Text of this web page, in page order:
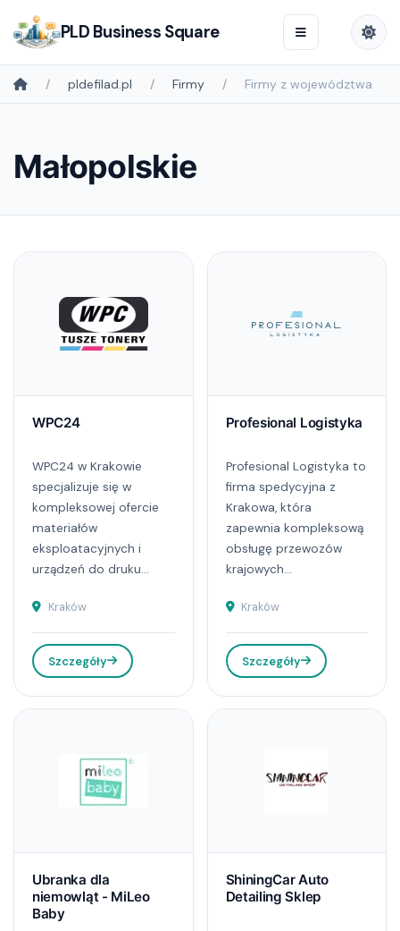
PLD Business Square
pldefilad.pl Firmy Firmy z województwa
Małopolskie
WPC24
WPC24 w Krakowie
specjalizuje się w
kompleksowej ofercie
materiałów
eksploatacyjnych i
urządzeń do druku...
Kraków
Szczegóły
Profesional Logistyka
Profesional Logistyka to
firma spedycyjna z
Krakowa, która
zapewnia kompleksową
obsługę przewozów
krajowych...
Kraków
Szczegóły
Ubranka dla
niemowląt - MiLeo
Baby
ShiningCar Auto
Detailing Sklep